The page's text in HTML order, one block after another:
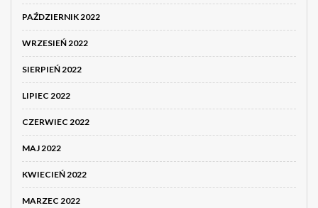
PAŹDZIERNIK 2022
WRZESIEŃ 2022
SIERPIEŃ 2022
LIPIEC 2022
CZERWIEC 2022
MAJ 2022
KWIECIEŃ 2022
MARZEC 2022